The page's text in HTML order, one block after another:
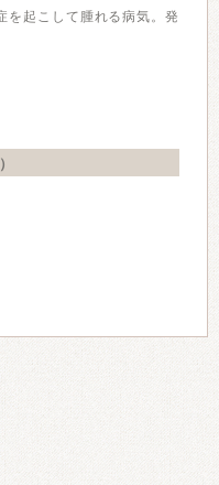
を起こして腫れる病気。発